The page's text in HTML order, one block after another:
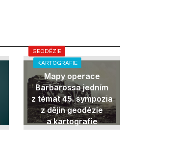
GEODÉZIE
KARTOGRAFIE
Mapy operace
Barbarossa jedním
z témat 45. sympozia
z dějin geodézie
a kartografie